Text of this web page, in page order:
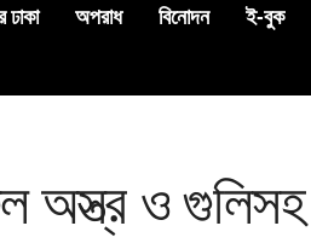
অপরাধ বিনোদন ই-বুক
অস্ত্র ও